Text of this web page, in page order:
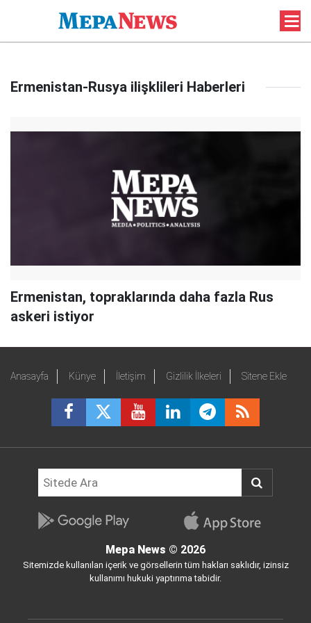
Ermenistan-Rusya ilişklileri Haberleri
Ermenistan, topraklarında daha fazla Rus
askeri istiyor
Anasayfa Künye İletişim Gizlilik İlkeleri Sitene Ekle
Mepa News © 2026
Sitemizde kullanılan içerik ve görsellerin tüm hakları saklıdır, izinsiz
kullanımı hukuki yaptırıma tabidir.